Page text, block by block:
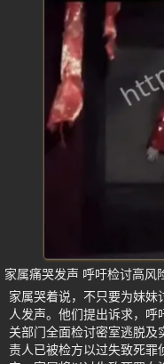
家属痛哭发声 呼吁检讨高风
家属哭着说，不只要为妹妹
人发声。他们提出诉求，呼
关部门全面检讨密室逃脱及
责人已被检方以过失致死罪